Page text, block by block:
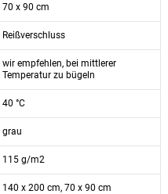
70 x 90 cm
Reißverschluss
wir empfehlen, bei mittlerer
Temperatur zu bügeln
40 °C
grau
115 g/m2
140 x 200 cm, 70 x 90 cm